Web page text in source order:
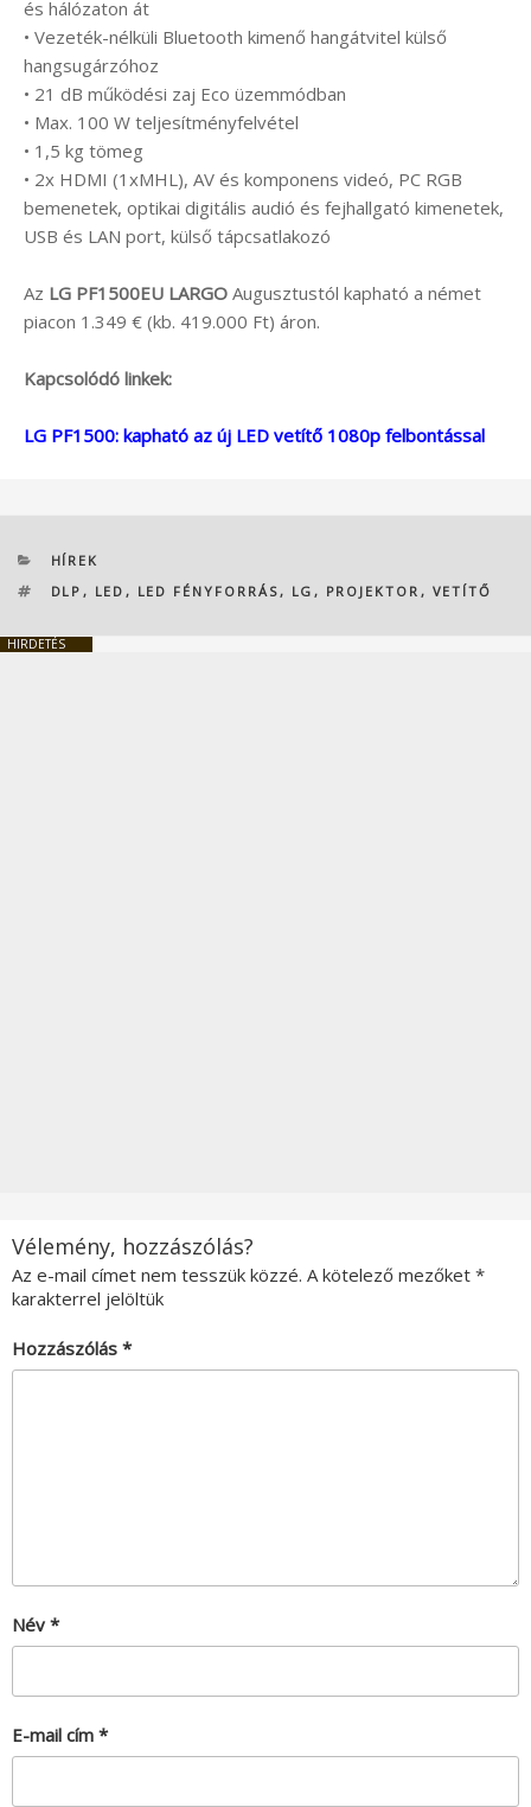
és hálózaton át
• Vezeték-nélküli Bluetooth kimenő hangátvitel külső
hangsugárzóhoz
• 21 dB működési zaj Eco üzemmódban
• Max. 100 W teljesítményfelvétel
• 1,5 kg tömeg
• 2x HDMI (1xMHL), AV és komponens videó, PC RGB
bemenetek, optikai digitális audió és fejhallgató kimenetek,
USB és LAN port, külső tápcsatlakozó
Az LG PF1500EU LARGO Augusztustól kapható a német
piacon 1.349 € (kb. 419.000 Ft) áron.
Kapcsolódó linkek:
LG PF1500: kapható az új LED vetítő 1080p felbontással
KATEGÓRIÁK
HÍREK
CÍMKÉK
DLP , LED , LED FÉNYFORRÁS, LG , PROJEKTOR , VETÍTŐ
HIRDETÉS
Vélemény, hozzászólás?
Az e-mail címet nem tesszük közzé. A kötelező mezőket *
karakterrel jelöltük
Hozzászólás *
Név *
E-mail cím *